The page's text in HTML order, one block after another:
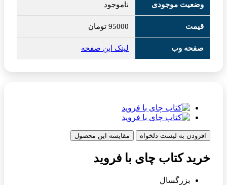
وضعیت موجودی ناموجود
قیمت 95000 تومان
صفحه وب لینک این صفحه
افزودن به لیست دلخواه مقایسه این محصول
خرید کتاب چای با فروید
بزرگسال